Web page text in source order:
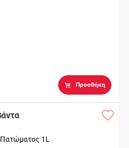
Προσθήκη
Πατώματος 1L